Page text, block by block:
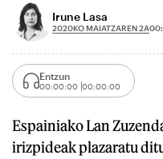
Irune Lasa
2020KO MAIATZAREN 2A
Entzun
00:00:00 00:00:00
Espainiako Lan
irizpideak plazaratu